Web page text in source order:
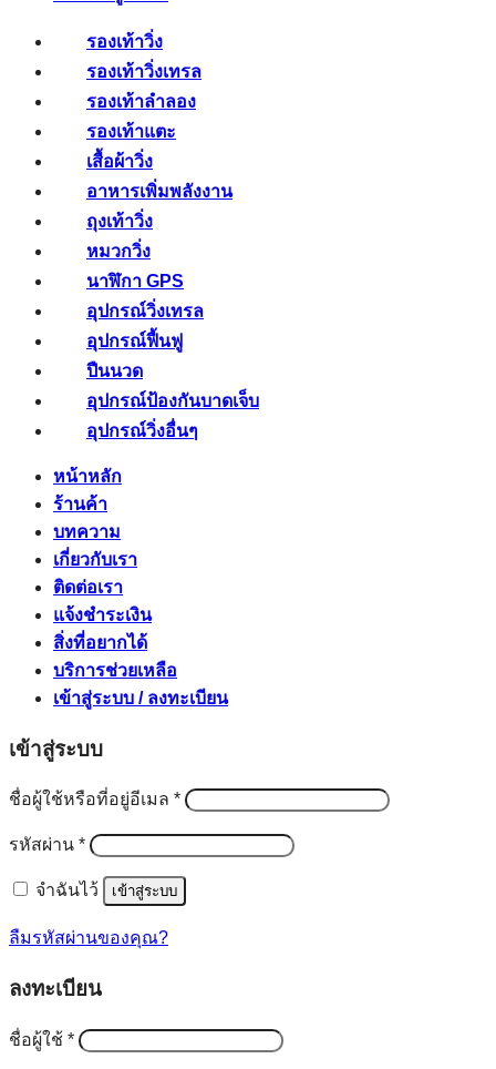
รองเท้าวิ่ง
รองเท้าวิ่งเทรล
รองเท้าลำลอง
รองเท้าแตะ
เสื้อผ้าวิ่ง
อาหารเพิ่มพลังงาน
ถุงเท้าวิ่ง
หมวกวิ่ง
นาฬิกา GPS
อุปกรณ์วิ่งเทรล
อุปกรณ์ฟื้นฟู
ปืนนวด
อุปกรณ์ป้องกันบาดเจ็บ
อุปกรณ์วิ่งอื่นๆ
หน้าหลัก
ร้านค้า
บทความ
เกี่ยวกับเรา
ติดต่อเรา
แจ้งชำระเงิน
สิ่งที่อยากได้
บริการช่วยเหลือ
เข้าสู่ระบบ / ลงทะเบียน
เข้าสู่ระบบ
ชื่อผู้ใช้หรือที่อยู่อีเมล *ต้องการ
รหัสผ่าน *ต้องการ
จำฉันไว้ เข้าสู่ระบบ
ลืมรหัสผ่านของคุณ?
ลงทะเบียน
ชื่อผู้ใช้ *ต้องการ